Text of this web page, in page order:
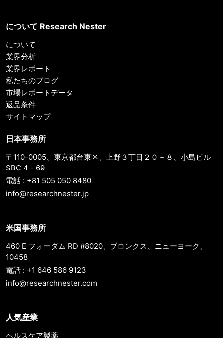
について Research Nester
について
業界分析
業界レポート
私たちのブログ
市場レポートデータ
返品条件
サイトマップ
日本事務所
〒110-0005、東京都台東区、上野３丁目２０－８、小島ビル
SBC 4 - 69
電話 : +81 505 050 8480
info@researchnester.jp
米国事務所
460 E フォーダム RD #8020、ブロンクス、ニューヨーク、
10458
電話 : +1 646 586 9123
info@researchnester.com
人気産業
ヘルスケア製薬